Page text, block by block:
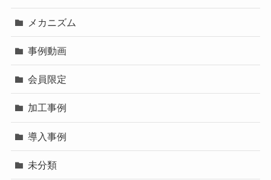
メカニズム
事例動画
会員限定
加工事例
導入事例
未分類